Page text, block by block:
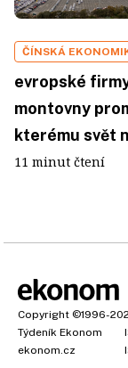
ČÍNSKÁ
evropské
montovny
kterému svět
11 minut čtení
Copyright ©1996-
Týdeník Ekonom
ekonom.cz